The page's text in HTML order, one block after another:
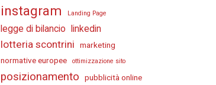
instagram Landing Page
legge di bilancio linkedin
lotteria scontrini
marketing
normative europee
ottimizzazione sito
posizionamento pubblicità online